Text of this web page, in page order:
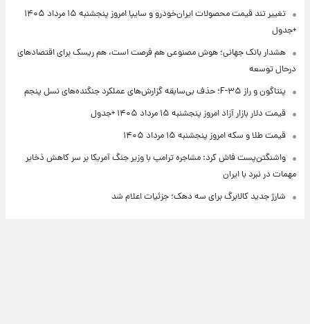
تغییر تند قیمت محصولات ایران‌خودرو و سایپا امروز پنجشنبه ۱۵ مرداد ۱۴۰۵
+جدول
هشدار بانک جهانی؛ هوش مصنوعی هم فرصت است، هم ریسک برای اقتصادهای
درحال توسعه
پنتاگون و راز F-۳۵؛ حذف بی‌سابقه گزارش‌های عملکرد جنگنده‌های نسل پنجم
قیمت دلار بازار آزاد امروز پنجشنبه ۱۵ مرداد ۱۴۰۵ +جدول
قیمت طلا و سکه امروز پنجشنبه ۱۵ مرداد ۱۴۰۵
واشنگتن‌پست فاش کرد: مشاجره ترامپ با وزیر جنگ آمریکا بر سر کاهش ذخایر
مهمات در نبرد با ایران
شارژ جدید کالابرگ برای سه دهک؛ جزئیات اعلام شد